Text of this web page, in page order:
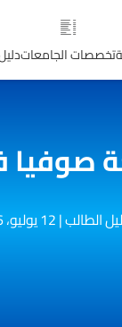
تخصصات الجامعات
صوفيا
الطالب|12 يوليو، 2026